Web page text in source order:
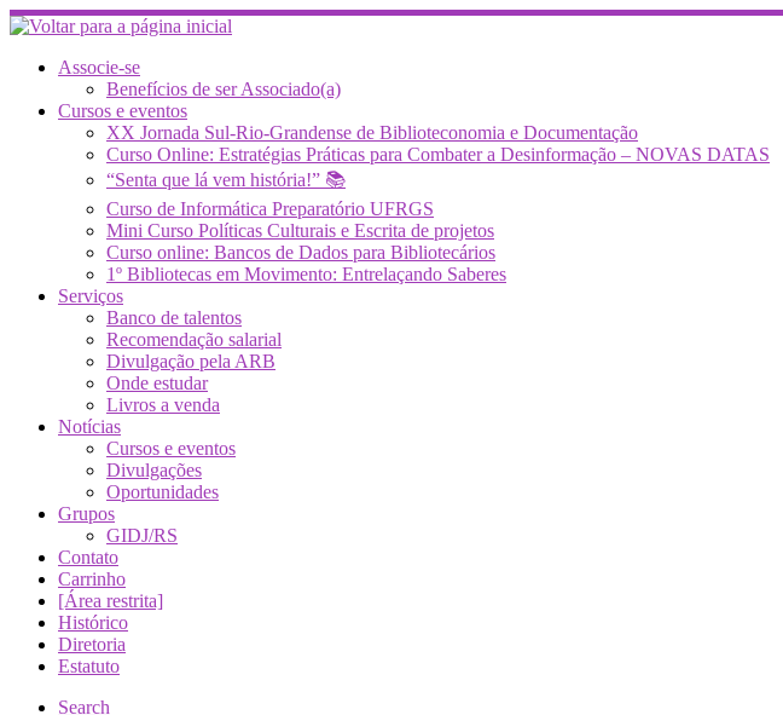
Skip
to
contentAssocie-se
Benefícios de ser Associado(a)
Cursos e eventos
XX Jornada Sul-Rio-Grandense de Biblioteconomia e Documentação
Curso Online: Estratégias Práticas para Combater a Desinformação – NOVAS DATAS
“Senta que lá vem história!” 📚
Curso de Informática Preparatório UFRGS
Mini Curso Políticas Culturais e Escrita de projetos
Curso online: Bancos de Dados para Bibliotecários
1º Bibliotecas em Movimento: Entrelaçando Saberes
Serviços
Banco de talentos
Recomendação salarial
Divulgação pela ARB
Onde estudar
Livros a venda
Notícias
Cursos e eventos
Divulgações
Oportunidades
Grupos
GIDJ/RS
Contato
Carrinho
[Área restrita]
Histórico
Diretoria
Estatuto
Search